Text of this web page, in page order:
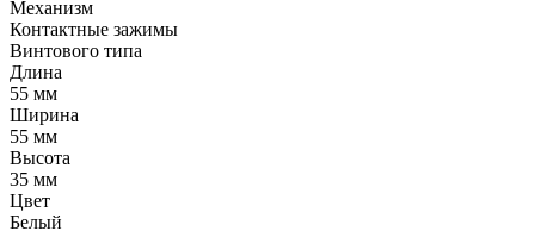
Механизм
Контактные зажимы
Винтового типа
Длина
55 мм
Ширина
55 мм
Высота
35 мм
Цвет
Белый